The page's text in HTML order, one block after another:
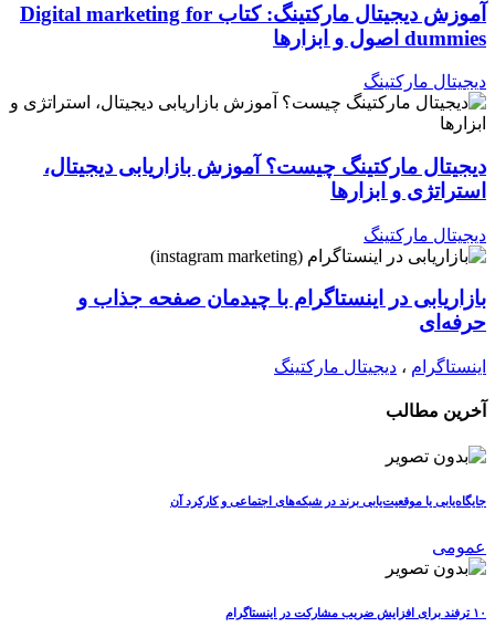
آموزش دیجیتال مارکتینگ: کتاب Digital marketing for
dummies اصول و ابزارها
دیجیتال مارکتینگ
دیجیتال مارکتینگ چیست؟ آموزش بازاریابی دیجیتال،
استراتژی و ابزارها
دیجیتال مارکتینگ
بازاریابی در اینستاگرام با چیدمان صفحه جذاب و
حرفه‌ای
اینستاگرام ، دیجیتال مارکتینگ
آخرین مطالب
جایگاه‌یابی یا موقعیت‌یابی برند در شبکه‌های اجتماعی و کارکرد آن
عمومی
۱۰ ترفند برای افزایش ضریب مشارکت در اینستاگرام